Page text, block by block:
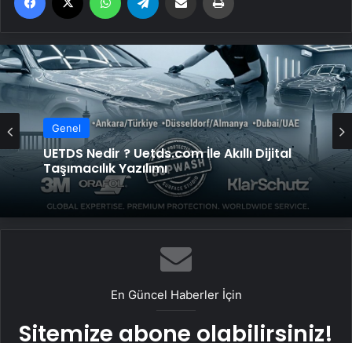
Genel
UETDS Nedir ? Uetds.com İle Akıllı Dijital
Taşımacılık Yazılımı
Genel
Yeni Dünya Düzensizliği Çağında Türk Dış
Politikası ve Hakan Fidan Faktörü
En Güncel Haberler İçin
Sitemize abone olabilirsiniz!